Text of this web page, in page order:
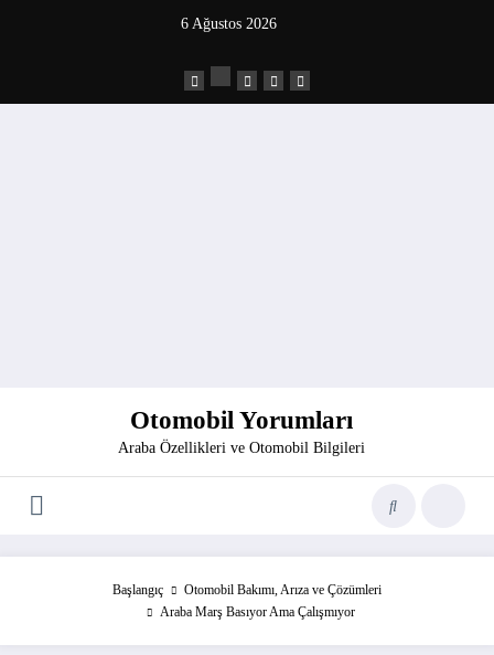
6 Ağustos 2026
Otomobil Yorumları
Araba Özellikleri ve Otomobil Bilgileri
Başlangıç
Otomobil Bakımı, Arıza ve Çözümleri
Araba Marş Basıyor Ama Çalışmıyor